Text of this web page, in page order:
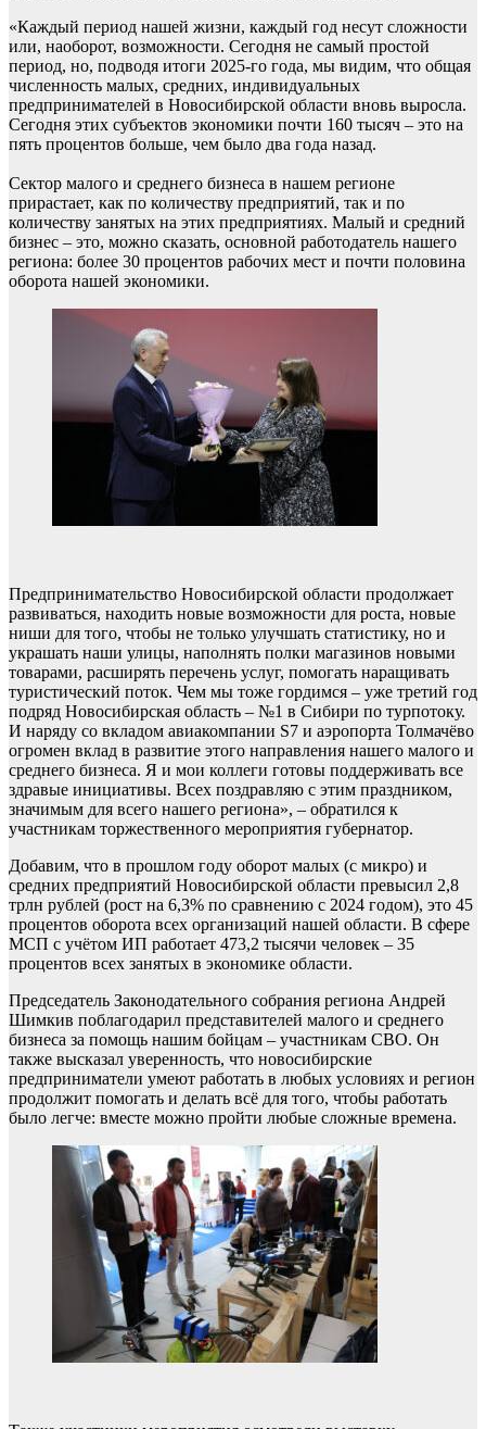
«Каждый период нашей жизни, каждый год несут сложности
или, наоборот, возможности. Сегодня не самый простой
период, но, подводя итоги 2025-го года, мы видим, что общая
численность малых, средних, индивидуальных
предпринимателей в Новосибирской области вновь выросла.
Сегодня этих субъектов экономики почти 160 тысяч – это на
пять процентов больше, чем было два года назад.
Сектор малого и среднего бизнеса в нашем регионе
прирастает, как по количеству предприятий, так и по
количеству занятых на этих предприятиях. Малый и средний
бизнес – это, можно сказать, основной работодатель нашего
региона: более 30 процентов рабочих мест и почти половина
оборота нашей экономики.
Предпринимательство Новосибирской области продолжает
развиваться, находить новые возможности для роста, новые
ниши для того, чтобы не только улучшать статистику, но и
украшать наши улицы, наполнять полки магазинов новыми
товарами, расширять перечень услуг, помогать наращивать
туристический поток. Чем мы тоже гордимся – уже третий год
подряд Новосибирская область – №1 в Сибири по турпотоку.
И наряду со вкладом авиакомпании S7 и аэропорта Толмачёво
огромен вклад в развитие этого направления нашего малого и
среднего бизнеса. Я и мои коллеги готовы поддерживать все
здравые инициативы. Всех поздравляю с этим праздником,
значимым для всего нашего региона», – обратился к
участникам торжественного мероприятия губернатор.
Добавим, что в прошлом году оборот малых (с микро) и
средних предприятий Новосибирской области превысил 2,8
трлн рублей (рост на 6,3% по сравнению с 2024 годом), это 45
процентов оборота всех организаций нашей области. В сфере
МСП с учётом ИП работает 473,2 тысячи человек – 35
процентов всех занятых в экономике области.
Председатель Законодательного собрания региона Андрей
Шимкив поблагодарил представителей малого и среднего
бизнеса за помощь нашим бойцам – участникам СВО. Он
также высказал уверенность, что новосибирские
предприниматели умеют работать в любых условиях и регион
продолжит помогать и делать всё для того, чтобы работать
было легче: вместе можно пройти любые сложные времена.